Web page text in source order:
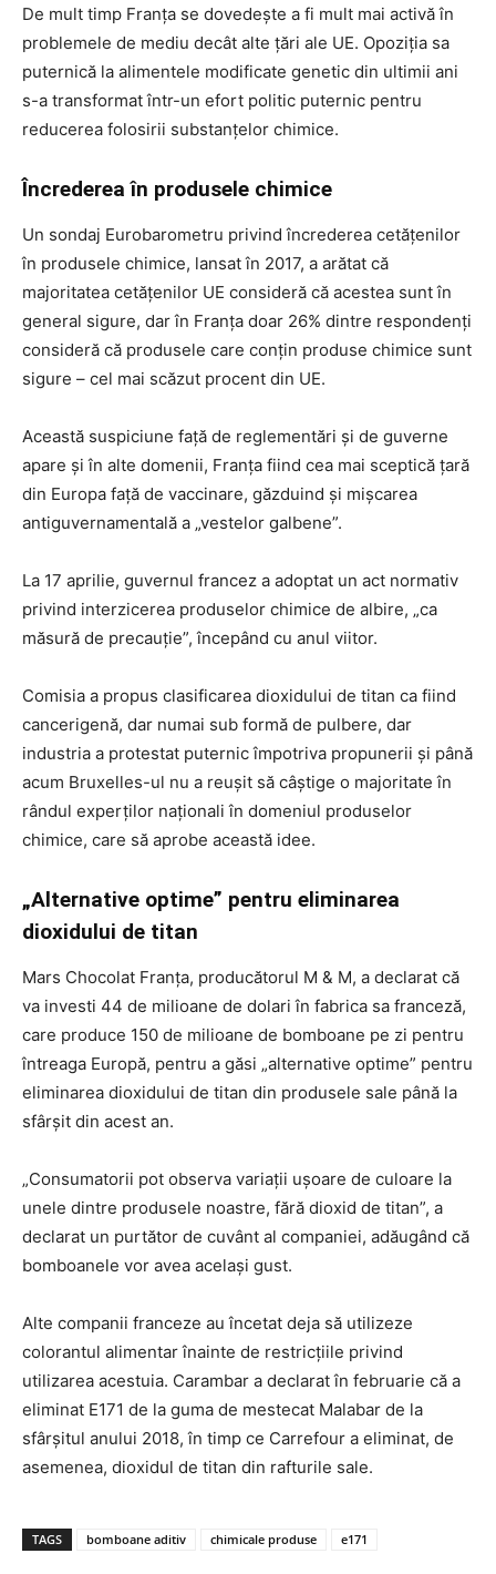
De mult timp Franța se dovedește a fi mult mai activă în
problemele de mediu decât alte țări ale UE. Opoziția sa
puternică la alimentele modificate genetic din ultimii ani
s-a transformat într-un efort politic puternic pentru
reducerea folosirii substanțelor chimice.
Încrederea în produsele chimice
Un sondaj Eurobarometru privind încrederea cetățenilor
în produsele chimice, lansat în 2017, a arătat că
majoritatea cetățenilor UE consideră că acestea sunt în
general sigure, dar în Franța doar 26% dintre respondenți
consideră că produsele care conțin produse chimice sunt
sigure – cel mai scăzut procent din UE.
Această suspiciune față de reglementări și de guverne
apare și în alte domenii, Franța fiind cea mai sceptică țară
din Europa față de vaccinare, găzduind și mișcarea
antiguvernamentală a „vestelor galbene”.
La 17 aprilie, guvernul francez a adoptat un act normativ
privind interzicerea produselor chimice de albire, „ca
măsură de precauție”, începând cu anul viitor.
Comisia a propus clasificarea dioxidului de titan ca fiind
cancerigenă, dar numai sub formă de pulbere, dar
industria a protestat puternic împotriva propunerii și până
acum Bruxelles-ul nu a reușit să câștige o majoritate în
rândul experților naționali în domeniul produselor
chimice, care să aprobe această idee.
„Alternative optime” pentru eliminarea
dioxidului de titan
Mars Chocolat Franța, producătorul M & M, a declarat că
va investi 44 de milioane de dolari în fabrica sa franceză,
care produce 150 de milioane de bomboane pe zi pentru
întreaga Europă, pentru a găsi „alternative optime” pentru
eliminarea dioxidului de titan din produsele sale până la
sfârșit din acest an.
„Consumatorii pot observa variații ușoare de culoare la
unele dintre produsele noastre, fără dioxid de titan”, a
declarat un purtător de cuvânt al companiei, adăugând că
bomboanele vor avea același gust.
Alte companii franceze au încetat deja să utilizeze
colorantul alimentar înainte de restricțiile privind
utilizarea acestuia. Carambar a declarat în februarie că a
eliminat E171 de la guma de mestecat Malabar de la
sfârșitul anului 2018, în timp ce Carrefour a eliminat, de
asemenea, dioxidul de titan din rafturile sale.
TAGS bomboane aditiv chimicale produse e171